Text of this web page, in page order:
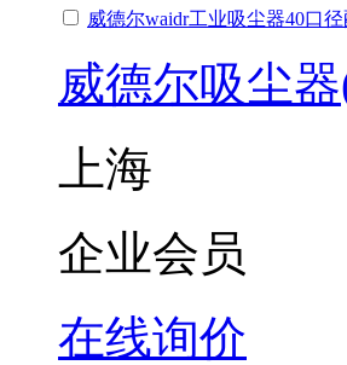
威德尔waidr工业吸尘器40口
威德尔吸尘
上海
企业会员
在线询价